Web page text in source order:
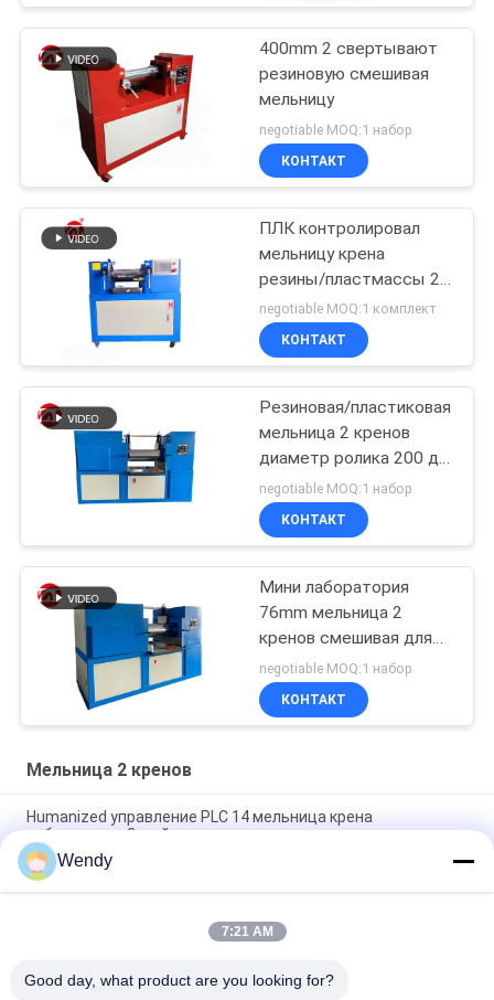
400mm 2 свертывают
резиновую смешивая
мельницу
negotiable MOQ:1 набор
КОНТАКТ
ПЛК контролировал
мельницу крена
резины/пластмассы 2,
мельницу лаборатории
смешивая
negotiable MOQ:1 комплект
КОНТАКТ
Резиновая/пластиковая
мельница 2 кренов
диаметр ролика 200 до
400 mm
negotiable MOQ:1 набор
КОНТАКТ
Мини лаборатория
76mm мельница 2
кренов смешивая для
пластмассы
negotiable MOQ:1 набор
КОНТАКТ
Мельница 2 кренов
Humanized управление PLC 14 мельница крена
лаборатории 2 дюйма
мельница крена 12inch 16inch 2 для пластикового и
резинового с пользой лаборатории
мельница крена 14inch 2 для Masticating и замешивая
Wendy
7:21 AM
Good day, what product are you looking for?